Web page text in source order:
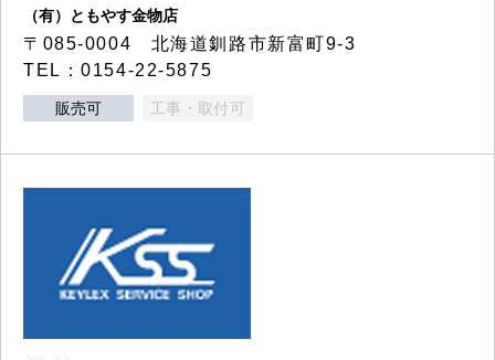
（有）ともやす金物店
〒085-0004 北海道釧路市新富町9-3
TEL：0154-22-5875
販売可 工事・取付可